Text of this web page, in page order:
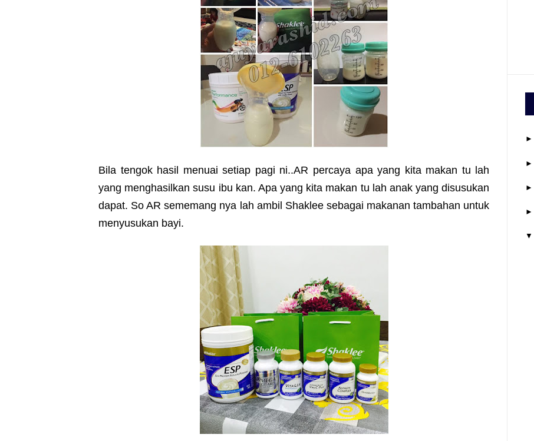
Bila tengok hasil menuai setiap pagi ni..AR percaya apa yang kita makan tu lah
yang menghasilkan susu ibu kan. Apa yang kita makan tu lah anak yang disusukan
dapat. So AR sememang nya lah ambil Shaklee sebagai makanan tambahan untuk
menyusukan bayi.
►
►
►
►
▼